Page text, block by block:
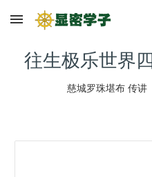
Skip to main content
往生极乐世界
慈城罗珠堪布 传讲